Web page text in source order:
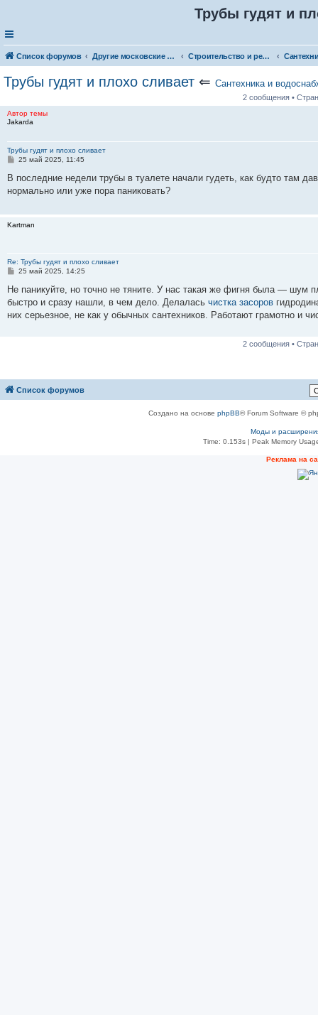
Трубы гудят и
Список форумов Другие московские товары и услуги Строительство и ремонт
Трубы гудят и плохо сливает ⇐ Сантехника и
2 сообщения •
Автор темы
Jakarda
Трубы гудят и плохо сливает
С
о
щ
е
25 май 2025, 11:45
В последние недели трубы в туалете начали гудеть, как будто там
нормально или уже пора паниковать?
Kartman
Re: Трубы гудят и плохо сливает
С
о
щ
е
25 май 2025, 14:25
Не паникуйте, но точно не тяните. У нас такая же фигня была — шум
быстро и сразу нашли, в чем дело. Делалась чистка засоров
них серьезное, не как у обычных сантехников. Работают грамотно и
2 сообщения •
Список форумов
Создано на основе phpBB® Forum Software ©
Моды и
Time: 0.153s| Peak Memory
Реклама на